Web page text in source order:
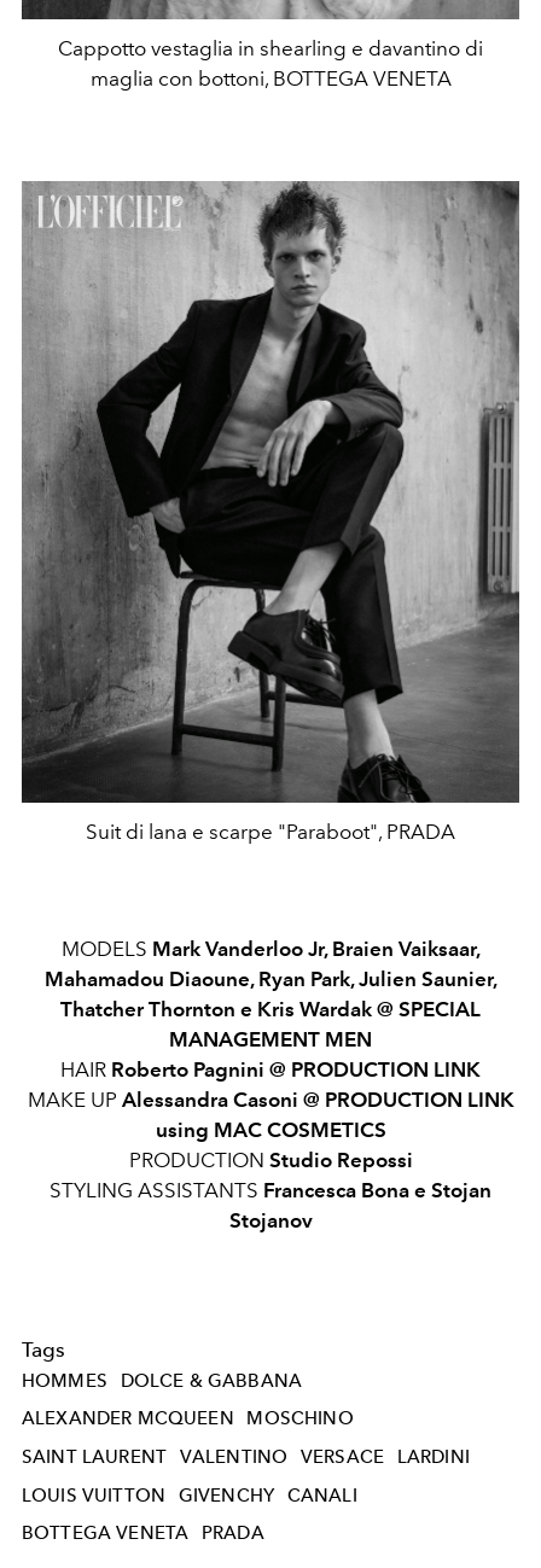
Cappotto vestaglia in shearling e davantino di
maglia con bottoni, BOTTEGA VENETA
Suit di lana e scarpe "Paraboot", PRADA
MODELS Mark Vanderloo Jr, Braien Vaiksaar,
Mahamadou Diaoune, Ryan Park, Julien Saunier,
Thatcher Thornton e Kris Wardak @ SPECIAL
MANAGEMENT MEN
HAIR Roberto Pagnini @ PRODUCTION LINK
MAKE UP Alessandra Casoni @ PRODUCTION LINK
using MAC COSMETICS
PRODUCTION Studio Repossi
STYLING ASSISTANTS Francesca Bona e Stojan
Stojanov
Tags
HOMMES
DOLCE & GABBANA
ALEXANDER MCQUEEN
MOSCHINO
SAINT LAURENT
VALENTINO VERSACE
LARDINI
LOUIS VUITTON
GIVENCHY
CANALI
BOTTEGA VENETA
PRADA